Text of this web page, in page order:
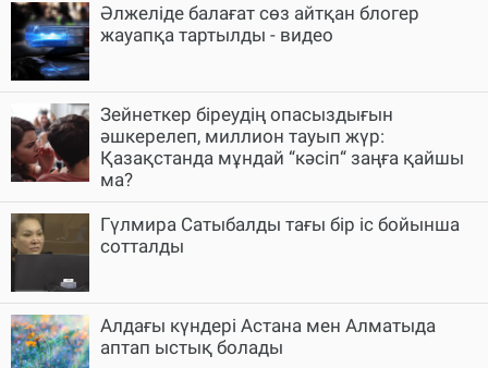
Әлжеліде балағат сөз айтқан блогер
жауапқа тартылды - видео
Зейнеткер біреудің опасыздығын
әшкерелеп, миллион тауып жүр:
Қазақстанда мұндай “кәсіп“ заңға қайшы
ма?
Гүлмира Сатыбалды тағы бір іс бойынша
сотталды
Алдағы күндері Астана мен Алматыда
аптап ыстық болады